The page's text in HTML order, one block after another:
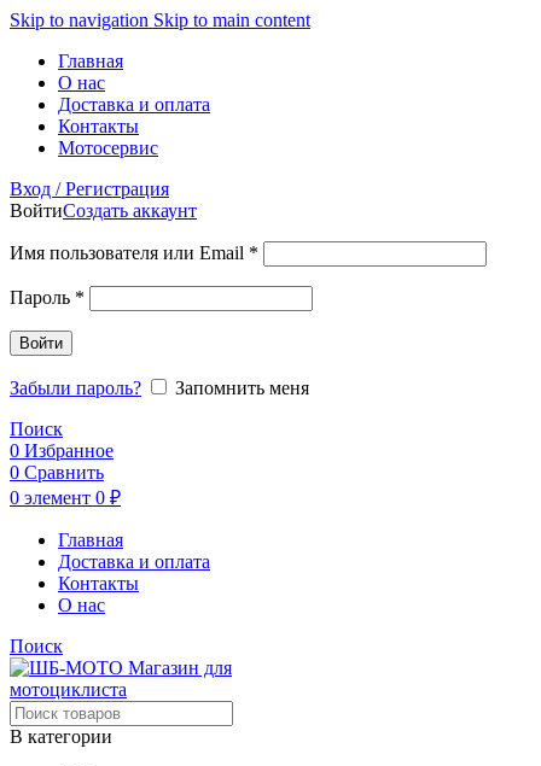
Skip to navigation Skip to main content
Главная
О нас
Доставка и оплата
Контакты
Мотосервис
Вход / Регистрация
ВойтиСоздать аккаунт
Имя пользователя или Email *
Пароль *
Войти
Забыли пароль?
Запомнить меня
Поиск
0 Избранное
0 Сравнить
0 элемент 0 ₽
Главная
Доставка и оплата
Контакты
О нас
Поиск
В категории